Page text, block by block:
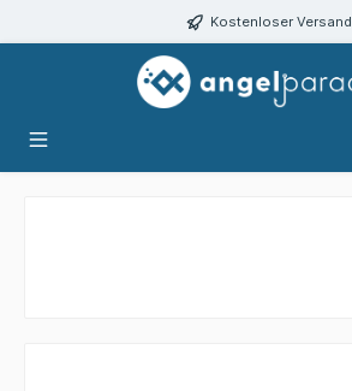
Kostenloser Versand